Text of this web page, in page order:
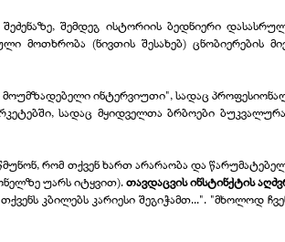
შემდეგ ისტორიის ბედნიერი
მოთხრობა (ნივთის შესახებ) ცნობიერების
მოუმზადებელი ინტერვიუთი", სადაც
სადაც მყიდველთა ბრბოები
რომ თქვენ ხართ არარაობა და
უარს იტყვით).თავდაცვის ინსტინქტის
კბილებს კარიესი შეგიჭამთ...". "მხოლოდ